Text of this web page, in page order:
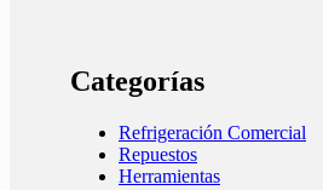
Categorías
Refrigeración Comercial
Repuestos
Herramientas